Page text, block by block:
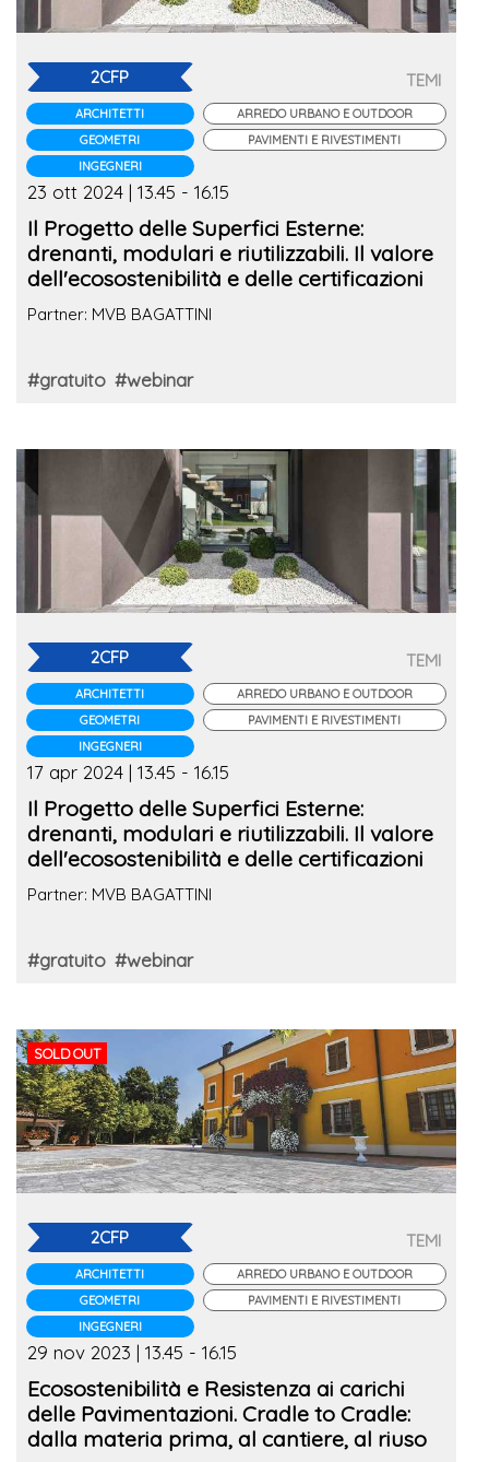
2CFP
ARCHITETTI
GEOMETRI
INGEGNERI
TEMI
ARREDO URBANO E OUTDOOR
PAVIMENTI E RIVESTIMENTI
23 ott 2024 | 13.45 - 16.15
Il Progetto delle Superfici Esterne:
drenanti, modulari e riutilizzabili. Il valore
dell'ecosostenibilità e delle certificazioni
Partner: MVB BAGATTINI
#gratuito #webinar
2CFP
ARCHITETTI
GEOMETRI
INGEGNERI
TEMI
ARREDO URBANO E OUTDOOR
PAVIMENTI E RIVESTIMENTI
17 apr 2024 | 13.45 - 16.15
Il Progetto delle Superfici Esterne:
drenanti, modulari e riutilizzabili. Il valore
dell'ecosostenibilità e delle certificazioni
Partner: MVB BAGATTINI
#gratuito #webinar
SOLD OUT
2CFP
ARCHITETTI
GEOMETRI
INGEGNERI
TEMI
ARREDO URBANO E OUTDOOR
PAVIMENTI E RIVESTIMENTI
29 nov 2023 | 13.45 - 16.15
Ecosostenibilità e Resistenza ai carichi
delle Pavimentazioni. Cradle to Cradle:
dalla materia prima, al cantiere, al riuso